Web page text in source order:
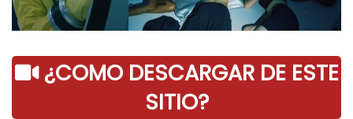
¿COMO DESCARGAR DE ESTE
SITIO?